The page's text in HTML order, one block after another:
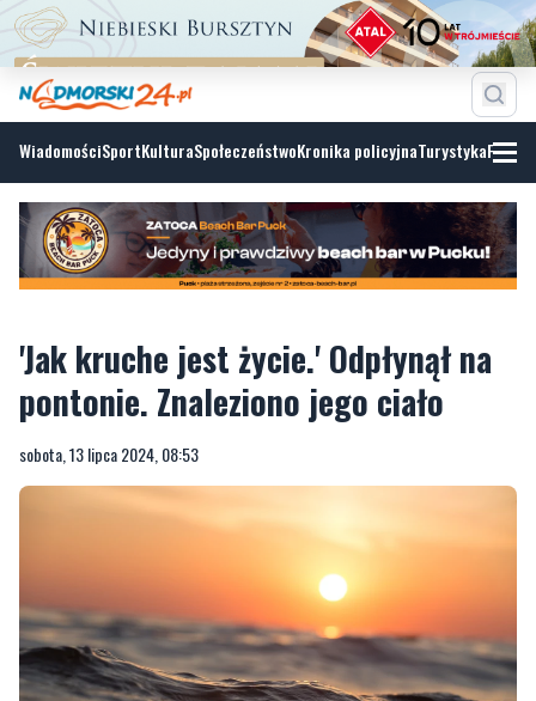
WiadomościSportKulturaSpołeczeństwoKronika policyjnaTurystyka
'Jak kruche jest życie.' Odpłynął na
pontonie. Znaleziono jego ciało
sobota, 13 lipca 2024, 08:53